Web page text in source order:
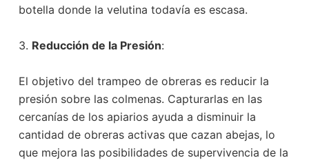
botella donde la velutina todavía es escasa.
3. Reducción de la Presión:
El objetivo del trampeo de obreras es reducir la
presión sobre las colmenas. Capturarlas en las
cercanías de los apiarios ayuda a disminuir la
cantidad de obreras activas que cazan abejas, lo
que mejora las posibilidades de supervivencia de la